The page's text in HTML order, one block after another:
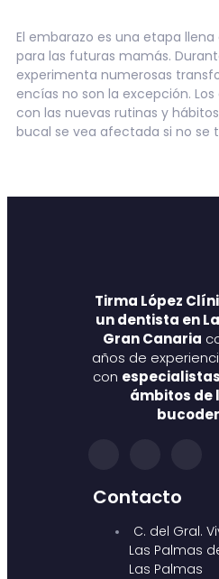
El embarazo es una etapa
para las futuras mamás.
experimenta numerosas
encías no son la excepción.
con las nuevas rutinas y
bucal se vea afectada si no se
Tirma López
un dentista en
Gran Canaria
años de
con
ámbitos de
Contacto
C. del Gral.
Las Palmas
Las Palmas